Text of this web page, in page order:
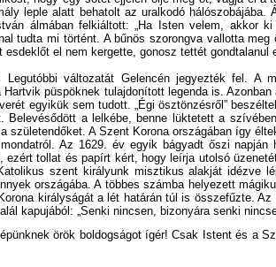
leple alatt behatolt az uralkodó hálószobájába.
álmában felkiáltott: „Ha Isten velem, akkor ki
tudta mi történt. A bűnös szorongva vallotta
el nem kergette, gonosz tettét gondtalanul
változatát Gelencén jegyezték fel. A
püspöknek tulajdonított legenda is.
egyikük sem tudott. „Égi ösztönzésről”
Belevésődött a lelkébe, benne lüktetett a
születendőket. A Szent Korona országában így
Az 1629. év egyik bágyadt őszi napján
tollat és papírt kért, hogy leírja utolsó
szent királyunk misztikus alakját idézve
országába. A többes számba helyezett
királyságát a lét határán túl is összefűzte.
kapujából: „Senki nincsen, bizonyára senki
örök boldogságot ígér! Csak Istent és a